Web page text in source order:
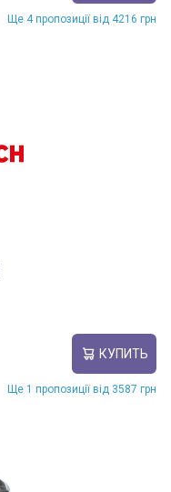
Ще 4 пропозиції від 4216 грн
КУПИТЬ
Ще 1 пропозиції від 3587 грн